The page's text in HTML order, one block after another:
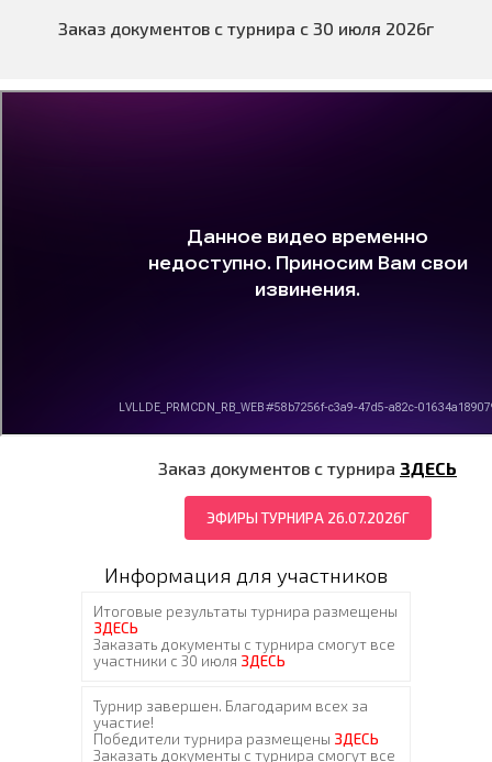
Заказ документов с турнира с 30 июля 2026г
Заказ документов с турнира ЗДЕСЬ
ЭФИРЫ ТУРНИРА 26.07.2026Г
Информация для участников